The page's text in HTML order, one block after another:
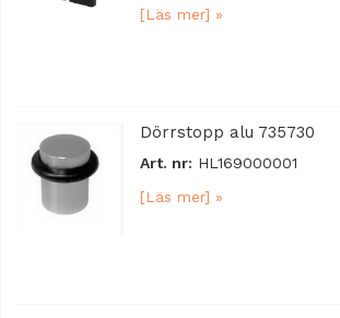
[Läs mer] »
Dörrstopp alu 735730
Art. nr: HL169000001
[Läs mer] »